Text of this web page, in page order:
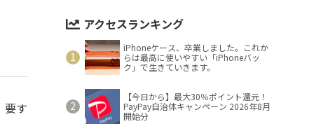
要す
アクセスランキング
iPhoneケース、卒業しました。これか
らは最高に使いやすい「iPhoneバッ
ク」で生きていきます。
【今日から】最大30％ポイント還元！
PayPay自治体キャンペーン 2026年8月
開始分